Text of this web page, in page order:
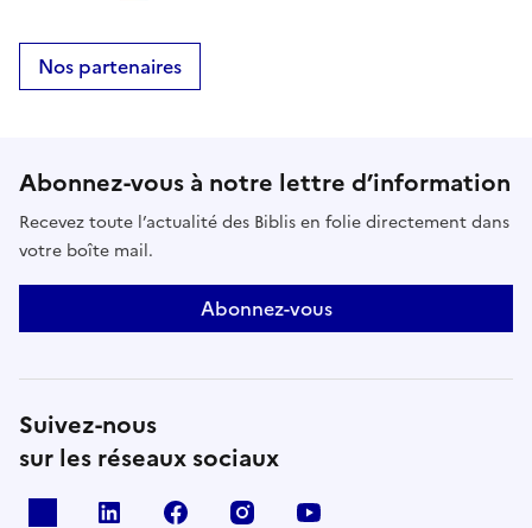
Nos partenaires
Abonnez-vous à notre lettre d’information
Recevez toute l’actualité des Biblis en folie directement dans
votre boîte mail.
Abonnez-vous
Suivez-nous
sur les réseaux sociaux
Linkedin Facebook Instagram